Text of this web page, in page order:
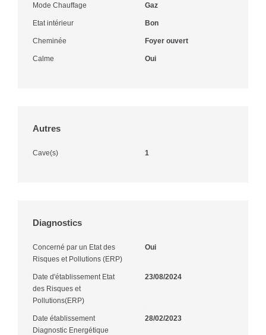
Mode Chauffage Gaz
Etat intérieur Bon
Cheminée Foyer ouvert
Calme Oui
Autres
Cave(s) 1
Diagnostics
Concerné par un Etat des
Risques et Pollutions (ERP)
Oui
Date d'établissement Etat
des Risques et
Pollutions(ERP)
23/08/2024
Date établissement
Diagnostic Energétique
28/02/2023